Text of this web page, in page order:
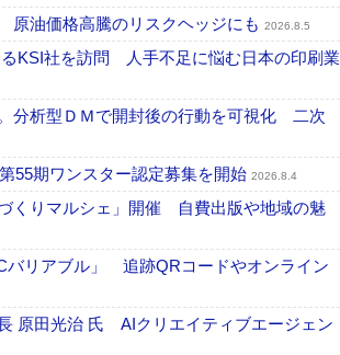
油価格高騰のリスクヘッジにも 2026.8.5
るKSI社を訪問 人手不足に悩む日本の印刷業
分析型ＤＭで開封後の行動を可視化 二次
期ワンスター認定募集を開始 2026.8.4
くりマルシェ」開催 自費出版や地域の魅
バリアブル」 追跡QRコードやオンライン
原田光治 氏 AIクリエイティブエージェン